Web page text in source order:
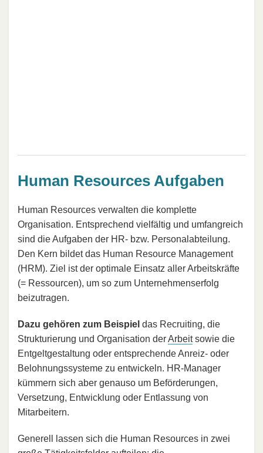
Human Resources Aufgaben
Human Resources verwalten die komplette
Organisation. Entsprechend vielfältig und umfangreich
sind die Aufgaben der HR- bzw. Personalabteilung.
Den Kern bildet das Human Resource Management
(HRM). Ziel ist der optimale Einsatz aller Arbeitskräfte
(= Ressourcen), um so zum Unternehmenserfolg
beizutragen.
Dazu gehören zum Beispiel das Recruiting, die
Strukturierung und Organisation derArbeitsowie die
Entgeltgestaltung oder entsprechende Anreiz- oder
Belohnungssysteme zu entwickeln. HR-Manager
kümmern sich aber genauso um Beförderungen,
Versetzung, Entwicklung oder Entlassung von
Mitarbeitern.
Generell lassen sich die Human Resources in zwei